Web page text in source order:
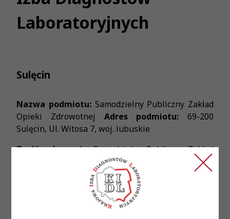
Laboratoryjnych
Sulęcin
Nazwa podmiotu:Samodzielny Publiczny Zakład
Opieki Zdrowotnej Adres podmiotu: 69-200
Sulęcin, Ul. Witosa 7, woj. lubuskie
Treść ogłoszenia:Samodzielny Publiczny Zakład
Opieki Zdrowotnej w Sulęcinie pilnie zatrudni do
pracy na stanowisko diagnosty laboratoryjnego.